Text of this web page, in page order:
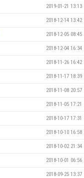
2019-01-21 13:13
2018-12-14 13:42
2018-12-05 08:45
2018-12-04 16:34
2018-11-26 16:42
2018-11-17 18:39
2018-11-08 20:57
2018-11-05 17:21
2018-10-17 17:31
2018-10-10 16:58
2018-10-02 21:34
2018-10-01 06:56
2018-09-25 13:37